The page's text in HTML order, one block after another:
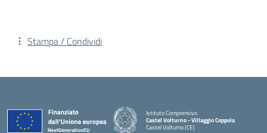
Stampa / Condividi
Istituto Comprensivo
Castel Volturno - Villaggio Coppola
Castel Volturno (CE)